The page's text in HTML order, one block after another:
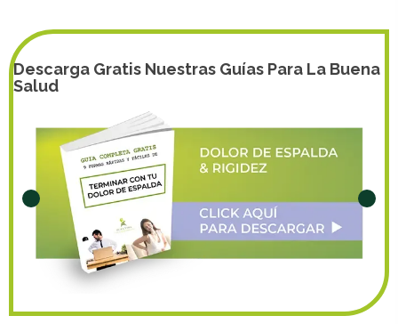
Descarga Gratis Nuestras Guías Para La Buena
Salud